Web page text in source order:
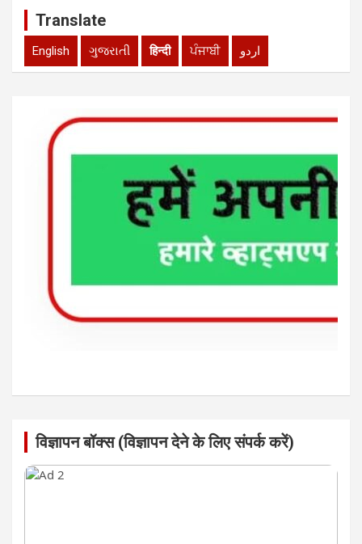
Translate
English ગુજરાતી हिन्दी ਪੰਜਾਬੀ اردو
विज्ञापन बॉक्स (विज्ञापन देने के लिए संपर्क करें)